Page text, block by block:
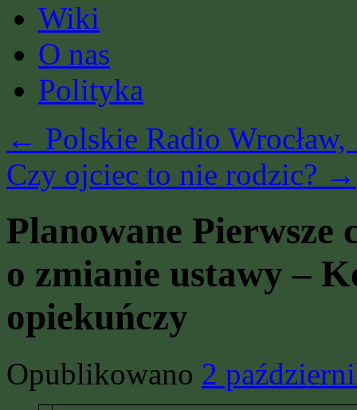
Wiki
O nas
Polityka
← Polskie Radio
Czy ojciec to nie rodzic? →
Planowane
o zmianie ustawy –
opiekuńczy
Opublikowano 2